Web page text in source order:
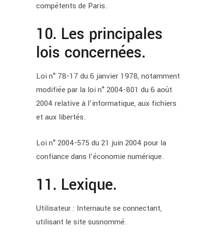
compétents de Paris.
10. Les principales
lois concernées.
Loi n° 78-17 du 6 janvier 1978, notamment
modifiée par la loi n° 2004-801 du 6 août
2004 relative à l’informatique, aux fichiers
et aux libertés.
Loi n° 2004-575 du 21 juin 2004 pour la
confiance dans l’économie numérique.
11. Lexique.
Utilisateur : Internaute se connectant,
utilisant le site susnommé.